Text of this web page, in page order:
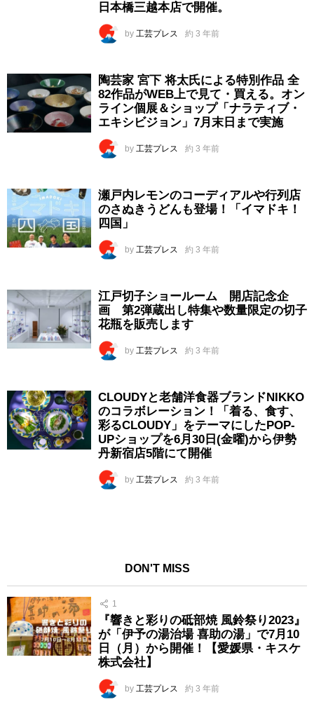
日本橋三越本店で開催。
by 工芸プレス 約 3 年前
陶芸家 宮下 将太氏による特別作品 全
82作品がWEB上で見て・買える。オン
ライン個展＆ショップ「ナラティブ・
エキシビジョン」7月末日まで実施
by 工芸プレス 約 3 年前
瀬戸内レモンのコーディアルや行列店
のさぬきうどんも登場！「イマドキ！
四国」
by 工芸プレス 約 3 年前
江戸切子ショールーム 開店記念企
画 第2弾蔵出し特集や数量限定の切子
花瓶を販売します
by 工芸プレス 約 3 年前
CLOUDYと老舗洋食器ブランドNIKKO
のコラボレーション！「着る、食す、
彩るCLOUDY」をテーマにしたPOP-
UPショップを6月30日(金曜)から伊勢
丹新宿店5階にて開催
by 工芸プレス 約 3 年前
DON'T MISS
1
『響きと彩りの砥部焼 風鈴祭り2023』
が「伊予の湯治場 喜助の湯」で7月10
日（月）から開催！【愛媛県・キスケ
株式会社】
by 工芸プレス 約 3 年前